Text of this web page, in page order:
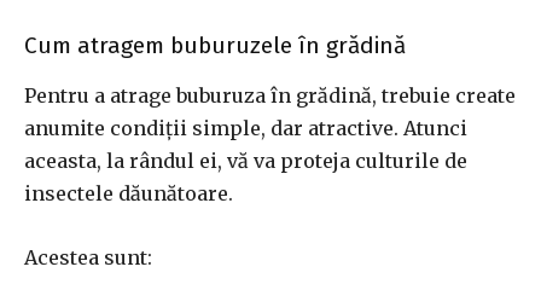
Cum atragem buburuzele în grădină
Pentru a atrage buburuza în grădină, trebuie create
anumite condiții simple, dar atractive. Atunci
aceasta, la rândul ei, vă va proteja culturile de
insectele dăunătoare.
Acestea sunt: